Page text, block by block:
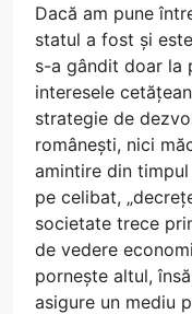
Dacă am pune
statul a fost și
s-a gândit doar la
interesele
strategie de
românești, nici
amintire din
pe celibat,
societate trece
de vedere
pornește altul,
asigure un mediu